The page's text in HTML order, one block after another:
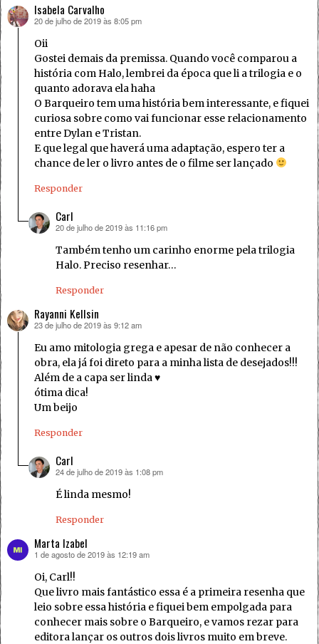
Isabela Carvalho
disse:
20 de julho de 2019 às 8:05 pm
Oii
Gostei demais da premissa. Quando você comparou a
história com Halo, lembrei da época que li a trilogia e o
quanto adorava ela haha
O Barqueiro tem uma história bem interessante, e fiquei
curiosa sobre como vai funcionar esse relacionamento
entre Dylan e Tristan.
E que legal que haverá uma adaptação, espero ter a
chance de ler o livro antes de o filme ser lançado
Responder
Carl
disse:
20 de julho de 2019 às 11:16 pm
Também tenho um carinho enorme pela trilogia
Halo. Preciso resenhar…
Responder
Rayanni Kellsin
disse:
23 de julho de 2019 às 9:12 am
Eu amo mitologia grega e apesar de não conhecer a
obra, ela já foi direto para a minha lista de desejados!!!
Além de a capa ser linda ♥
ótima dica!
Um beijo
Responder
Carl
disse:
24 de julho de 2019 às 1:08 pm
É linda mesmo!
Responder
Marta Izabel
disse:
1 de agosto de 2019 às 12:19 am
Oi, Carl!!
Que livro mais fantástico essa é a primeira resenha que
leio sobre essa história e fiquei bem empolgada para
conhecer mais sobre o Barqueiro, e vamos rezar para
editora lançar os outros dois livros muito em breve.